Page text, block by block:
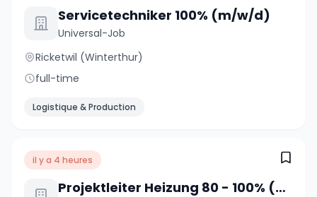
Servicetechniker 100% (m/w/d)
Universal-Job
Ricketwil (Winterthur)
full-time
Logistique & Production
il y a 4 heures
Projektleiter Heizung 80 - 100% (m/w/d)